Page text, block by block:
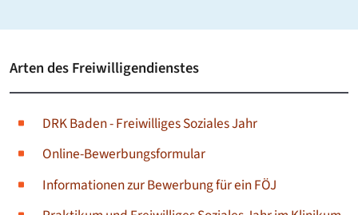
Arten des Freiwilligendienstes
DRK Baden - Freiwilliges Soziales Jahr
Online-Bewerbungsformular
Informationen zur Bewerbung für ein FÖJ